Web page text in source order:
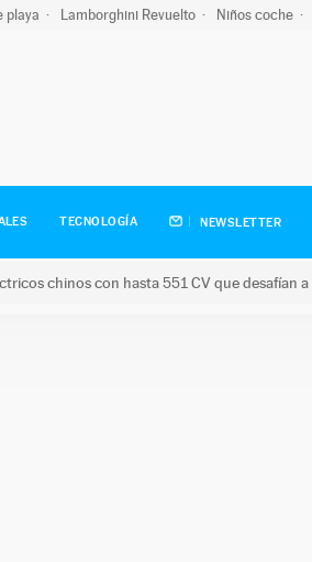
playa Lamborghini Revuelto Niños coche
TECNOLOGÍA NEWSLETTER
chinos con hasta 551 CV que desafían